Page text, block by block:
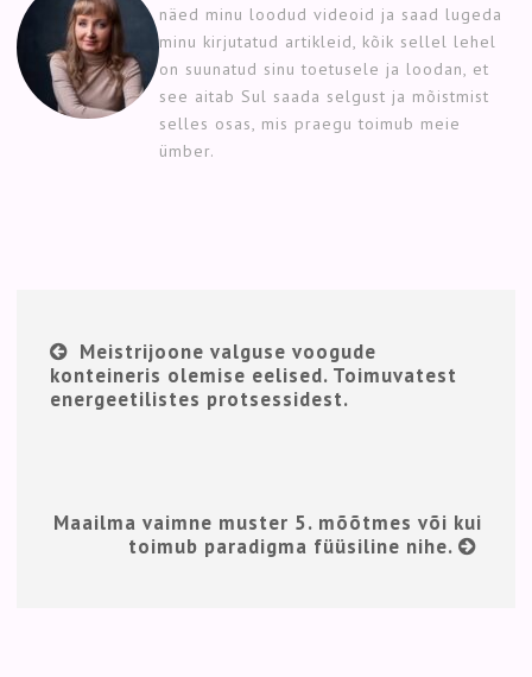
näed minu loodud videoid ja saad lugeda
minu kirjutatud artikleid, kõik sellel lehel
on suunatud sinu toetusele ja loodan, et
see aitab Sul saada selgust ja mõistmist
selles osas, mis praegu toimub meie
ümber.
Meistrijoone valguse voogude
konteineris olemise eelised. Toimuvatest
energeetilistes protsessidest.
Maailma vaimne muster 5. mõõtmes või kui
toimub paradigma füüsiline nihe.